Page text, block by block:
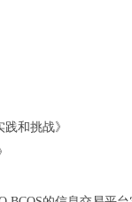
和挑战》